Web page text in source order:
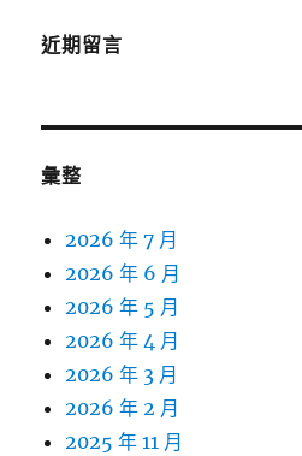
近期留言
彙整
2026 年 7 月
2026 年 6 月
2026 年 5 月
2026 年 4 月
2026 年 3 月
2026 年 2 月
2025 年 11 月